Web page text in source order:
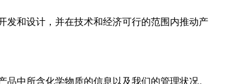
发和设计，并在技术和经济可行的范围内推动产
中所含化学物质的信息以及我们的管理状况。